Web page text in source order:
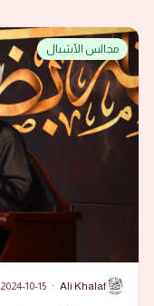
مجالس الأشبال
A
Ali Khalaf
·
2024-10-15